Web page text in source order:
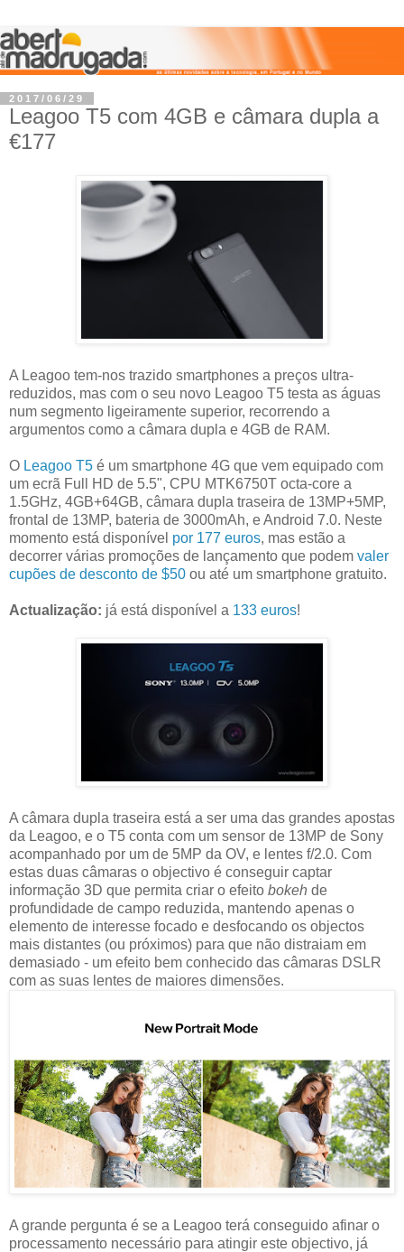
2017/06/29
Leagoo T5 com 4GB e câmara dupla a
€177
A Leagoo tem-nos trazido smartphones a preços ultra-
reduzidos, mas com o seu novo Leagoo T5 testa as águas
num segmento ligeiramente superior, recorrendo a
argumentos como a câmara dupla e 4GB de RAM.
O Leagoo T5 é um smartphone 4G que vem equipado com
um ecrã Full HD de 5.5", CPU MTK6750T octa-core a
1.5GHz, 4GB+64GB, câmara dupla traseira de 13MP+5MP,
frontal de 13MP, bateria de 3000mAh, e Android 7.0. Neste
momento está disponível por 177 euros, mas estão a
decorrer várias promoções de lançamento que podem valer
cupões de desconto de $50 ou até um smartphone gratuito.
Actualização: já está disponível a 133 euros!
A câmara dupla traseira está a ser uma das grandes apostas
da Leagoo, e o T5 conta com um sensor de 13MP de Sony
acompanhado por um de 5MP da OV, e lentes f/2.0. Com
estas duas câmaras o objectivo é conseguir captar
informação 3D que permita criar o efeito bokeh de
profundidade de campo reduzida, mantendo apenas o
elemento de interesse focado e desfocando os objectos
mais distantes (ou próximos) para que não distraiam em
demasiado - um efeito bem conhecido das câmaras DSLR
com as suas lentes de maiores dimensões.
A grande pergunta é se a Leagoo terá conseguido afinar o
processamento necessário para atingir este objectivo, já